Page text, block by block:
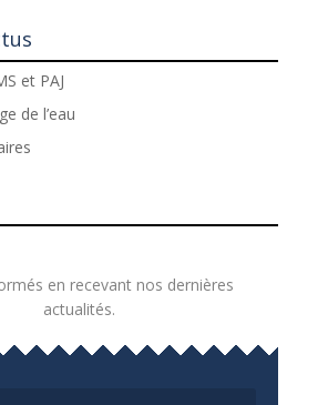
et PAJ
de l’eau
en recevant nos dernières
actualités.